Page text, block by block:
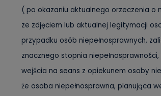
( po okazaniu aktualnego orzeczenia o
ze zdjęciem lub aktualnej legitymacji
przypadku osób niepełnosprawnych,
znacznego stopnia
wejścia na seans z opiekunem osoby
że osoba niepełnosprawna, planująca